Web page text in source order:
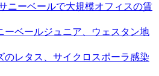
ニーベールで大規模オフィスの賃
ーベールジュニア、ウェスタン地
のレタス、サイクロスポーラ感染